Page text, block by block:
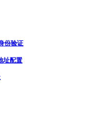
份验证
址配置